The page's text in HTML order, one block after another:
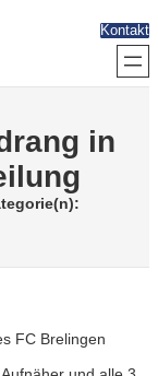
Kontakt
in
FC Brelingen